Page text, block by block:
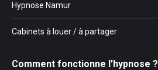
Hypnose Namur
Cabinets à louer / à partager
Comment fonctionne l’hypnose ?